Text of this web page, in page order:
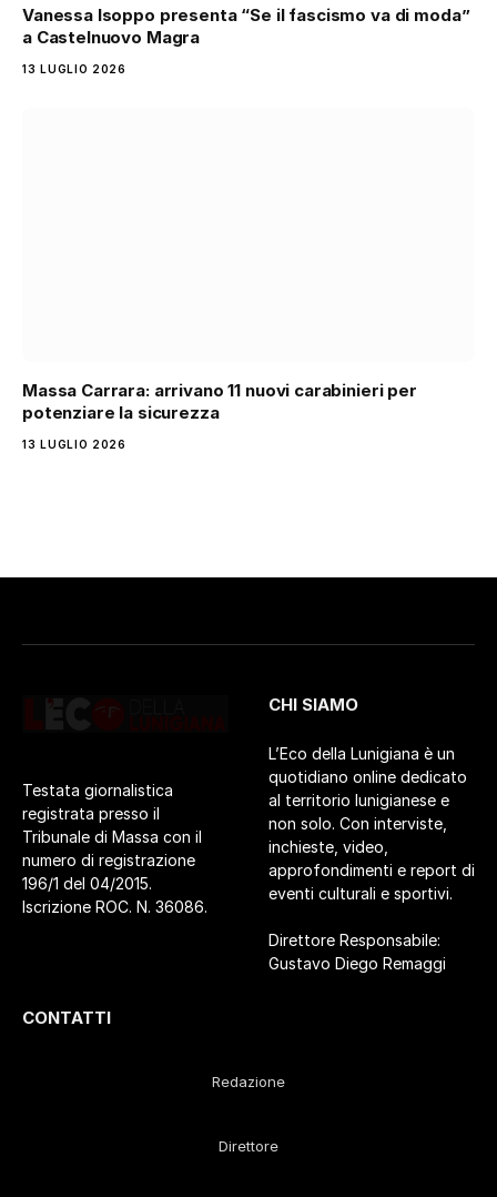
Vanessa Isoppo presenta “Se il fascismo va di moda”
a Castelnuovo Magra
13 LUGLIO 2026
Massa Carrara: arrivano 11 nuovi carabinieri per
potenziare la sicurezza
13 LUGLIO 2026
Testata giornalistica
registrata presso il
Tribunale di Massa con il
numero di registrazione
196/1 del 04/2015.
Iscrizione ROC. N. 36086.
CHI SIAMO
L’Eco della Lunigiana è un
quotidiano online dedicato
al territorio lunigianese e
non solo. Con interviste,
inchieste, video,
approfondimenti e report di
eventi culturali e sportivi.
Direttore Responsabile:
Gustavo Diego Remaggi
CONTATTI
Redazione
Direttore